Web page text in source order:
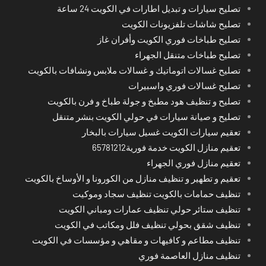
تصليح سيارات و تبديل اطارات في الكويت 24 ساعة
تصليح شاشات تلفزيونات الكويت
تصليح طباخات فوري الكويت وأفران غاز
تصليح طباخات متنقل الجهراء
تصليح غسالات اتوماتيك و غسالات ملابس ونشافات بالكويت
تصليح غسالات فوري واسبيرات
تصليح و تنظيف هود مطبخ و جولة طباخ و فرن بالكويت
تصليح و صيانة سيارات في حولي الكويت بنشر متنقل
تعقيم سيارات الكويت غسيل سيارات بالبخار
تعقيم منازل الكويت خدمة فورية65781212
تعقيم منازل فوري الجهراء
تعقيم و تطهير و تنظيف منازل من الكورونا و الأوساخ بالكويت
تنظيف حمامات بالكويت تنظيف سجاد وموكيت
تنظيف ستائر حولي تنظيف عمارات ومباني الكويت
تنظيف شقق بحولي تنظيف فلل ومكاتب في الكويت
تنظيف مطاعم و كافيهات و مقاهي و مؤسسات في الكويت
تنظيف منازل العاصمة فوري